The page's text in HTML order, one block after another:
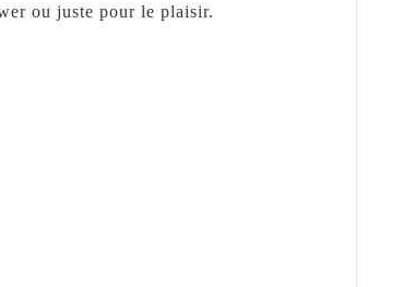
ou juste pour le plaisir.